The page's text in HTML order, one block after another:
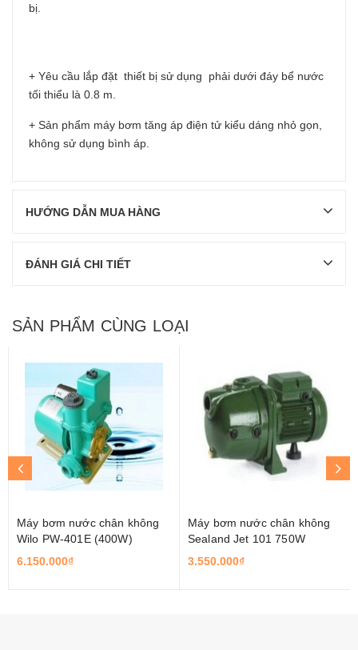
bị.
+ Yêu cầu lắp đặt thiết bị sử dụng phải dưới đáy bể nước
tối thiểu là 0.8 m.
+ Sản phẩm máy bơm tăng áp điện tử kiểu dáng nhỏ gọn,
không sử dụng bình áp.
HƯỚNG DẪN MUA HÀNG
ĐÁNH GIÁ CHI TIẾT
SẢN PHẨM CÙNG LOẠI
Máy bơm nước chân không
Wilo PW-401E (400W)
6.150.000₫
Máy bơm nước chân không
Sealand Jet 101 750W
3.550.000₫